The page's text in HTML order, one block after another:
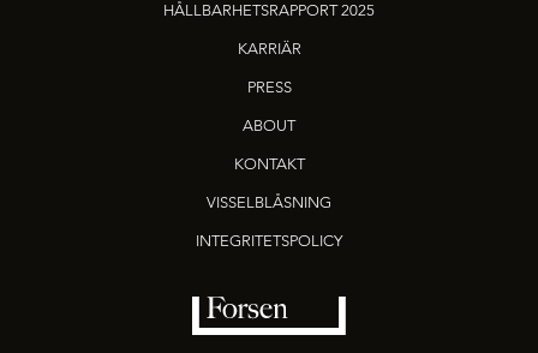
HÅLLBARHETSRAPPORT 2025
KARRIÄR
PRESS
ABOUT
KONTAKT
VISSELBLÅSNING
INTEGRITETSPOLICY